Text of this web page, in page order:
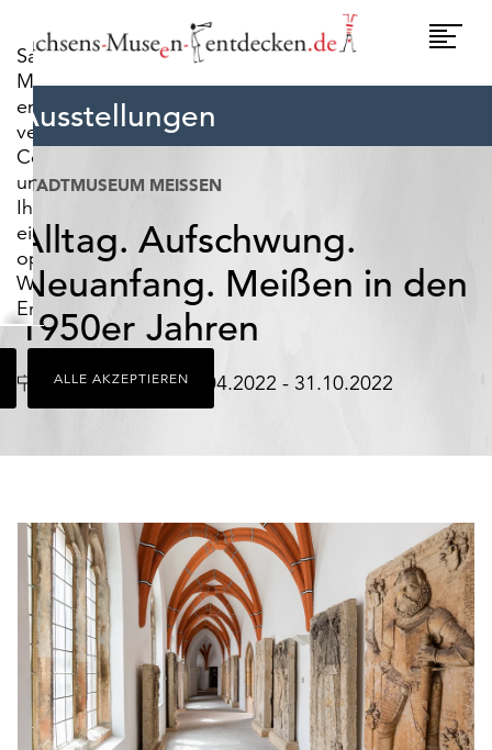
Sachsens-
Museen-
entdecken.de
verwendet
Cookies,
um
Ihnen
ein
optimales
Webseiten-
Erlebnis
zu
bieten.
Dazu
zählen
die
Betrieb
der
Seite
notwendig
sind
(funktionale
Cookies),
sowie
solche,
ALLE AKZEPTIEREN
Ausstellungen
STADTMUSEUM MEISSEN
Alltag. Aufschwung.
Neuanfang. Meißen in den
1950er Jahren
Ort Meißen Datum01.04.2022 - 31.10.2022